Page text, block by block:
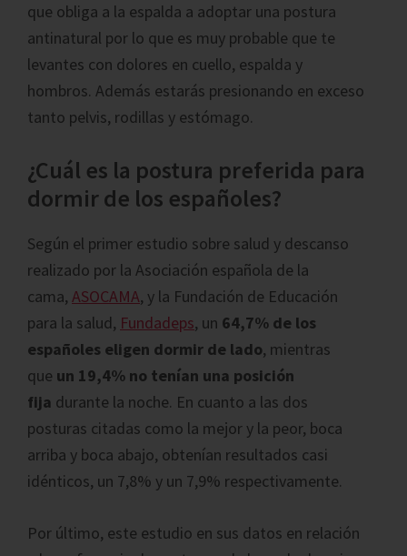
que obliga a la espalda a adoptar una postura
antinatural por lo que es muy probable que te
levantes con dolores en cuello, espalda y
hombros. Además estarás presionando en exceso
tanto pelvis, rodillas y estómago.
¿Cuál es la postura preferida para
dormir de los españoles?
Según el primer estudio sobre salud y descanso
realizado por la Asociación española de la
cama, ASOCAMA, y la Fundación de Educación
para la salud, Fundadeps, un 64,7% de los
españoles eligen dormir de lado, mientras
que un 19,4% no tenían una posición
fija durante la noche. En cuanto a las dos
posturas citadas como la mejor y la peor, boca
arriba y boca abajo, obtenían resultados casi
idénticos, un 7,8% y un 7,9% respectivamente.
Por último, este estudio en sus datos en relación